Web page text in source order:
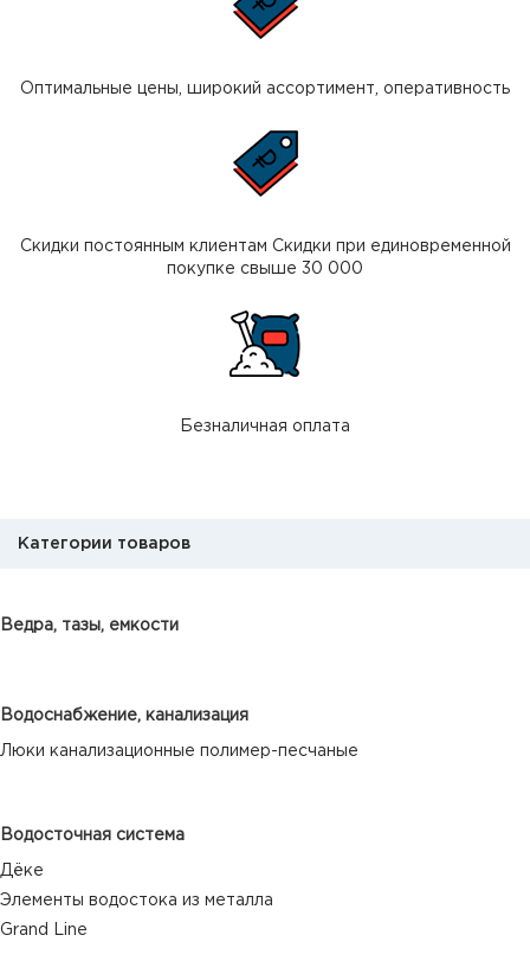
Оптимальные цены, широкий ассортимент, оперативность
Скидки постоянным клиентам Скидки при единовременной
покупке свыше 30 000
Безналичная оплата
Категории товаров
Ведра, тазы, емкости
Водоснабжение, канализация
Люки канализационные полимер-песчаные
Водосточная система
Дёке
Элементы водостока из металла
Grand Line